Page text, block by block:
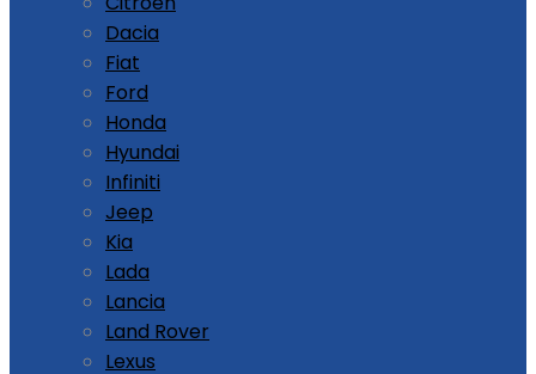
Dacia
Fiat
Ford
Honda
Hyundai
Infiniti
Jeep
Kia
Lada
Lancia
Land Rover
Lexus